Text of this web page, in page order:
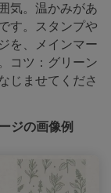
気。温かみがあ
す。スタンプや
を、メインマー
コツ：グリーン
じませてくださ
ジの画像例